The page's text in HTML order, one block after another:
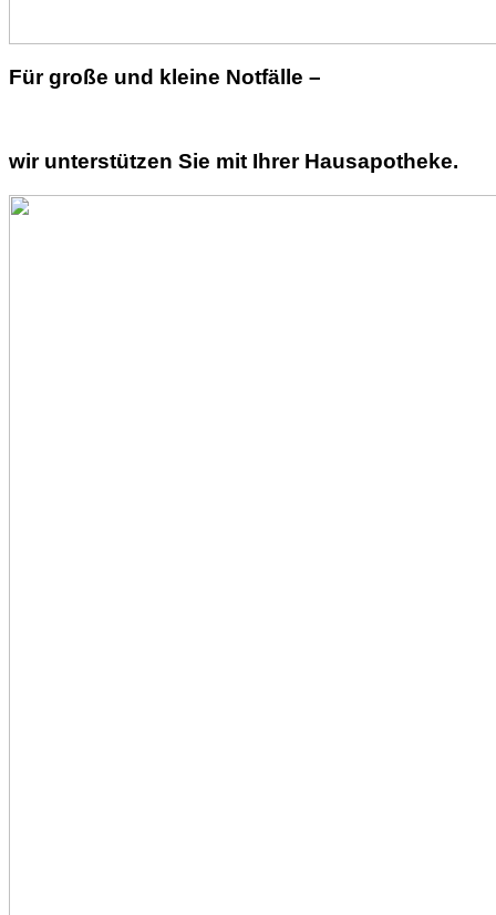
Für große und kleine Notfälle –
wir unterstützen Sie mit Ihrer Hausapotheke.